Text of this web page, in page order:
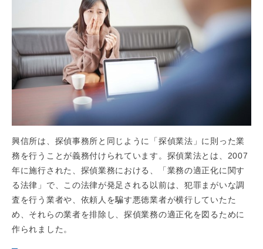
興信所は、探偵事務所と同じように「探偵業法」に則った業
務を行うことが義務付けられています。探偵業法とは、2007
年に施行された、探偵業務における、「業務の適正化に関す
る法律」で、この法律が発足される以前は、犯罪まがいな調
査を行う業者や、依頼人を騙す悪徳業者が横行していたた
め、それらの業者を排除し、探偵業務の適正化を図るために
作られました。